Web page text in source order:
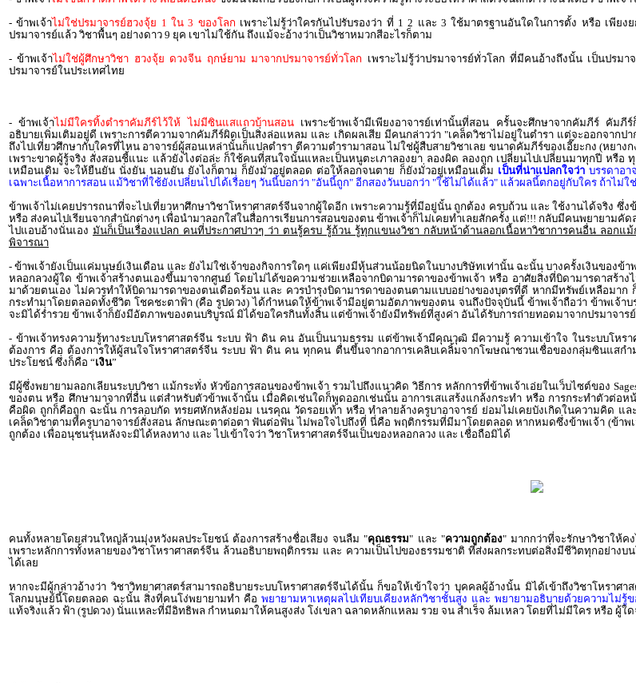
- ข้าพเจ้าไม่ใช่ปรมาจารย์ฮวงจุ้ย 1 ใน 3 ของโลก เพราะไม่รู้ว่าใครกันไปรับรองว่า ที่ 1 2 และ 3 ใช้มาตรฐานอันใดในการตั้ง หรือ เพีย
ปรมาจารย์แล้ว วิชาพื้นๆ อย่างดาว 9 ยุค เขาไม่ใช้กัน ถึงแม้จะอ้างว่าเป็นวิชาหมวกสีอะไรก็ตาม
- ข้าพเจ้าไม่ใช่ผู้ศึกษาวิชา ฮวงจุ้ย ดวงจีน ฤกษ์ยาม มาจากปรมาจารย์ทั่วโลก เพราะไม่รู้ว่าปรมาจารย์ทั่วโลก ที่มีคนอ้างถึงนั้น เป็นปรม
ปรมาจารย์ในประเทศไทย
- ข้าพเจ้าไม่มีใครทิ้งตำราคัมภีร์ไว้ให้ ไม่มีซินแสแถวบ้านสอน เพราะข้าพเจ้ามีเพียงอาจารย์เท่านั้นที่สอน ครั้นจะศึกษาจากคัมภีร์ คัมภี
อธิบายเพิ่มเติมอยู่ดี เพราะการตีความจากคัมภีร์ผิดเป็นสิ่งล่อแหลม และ เกิดผลเสีย มีคนกล่าวว่า "เคล็ดวิชาไม่อยู่ในตำรา แต่จะออกจา
ถึงไปเที่ยวศึกษากับใครที่ไหน อาจารย์ผู้สอนเหล่านั้นก็แปลตำรา ตีความตำรามาสอน ไม่ใช่ผู้สืบสายวิชาเลย ขนาดคัมภีร์ของเอี๊ยะกง (หยา
เพราะขาดผู้รู้จริง สั่งสอนชี้แนะ แล้วยังไงต่อล่ะ ก็ใช้คนที่สนใจนั้นแหละเป็นหนูตะเภาลองยา ลองผิด ลองถูก เปลี่ยนไปเปลี่ยนมาทุกปี หรือ
เหมือนเดิม จะให้ยืนยัน นั่งยัน นอนยัน ยังไงก็ตาม ก็ยังมั่วอยู่ตลอด ต่อให้ลอกจนตาย ก็ยังมั่วอยู่เหมือนเดิม เป็นที่น่าแปลกใจว่าบรรดาอา
เฉพาะเนื้อหาการสอน แม้วิชาที่ใช้ยังเปลี่ยนไปได้เรื่อยๆ วันนี้บอกว่า "อันนี้ถูก" อีกสองวันบอกว่า "ใช้ไม่ได้แล้ว" แล้วผลนี้ตกอยู่กับใคร ถ้าไม่ใช่
ข้าพเจ้าไม่เคยปรารถนาที่จะไปเที่ยวหาศึกษาวิชาโหราศาสตร์จีนจากผู้ใดอีก เพราะความรู้ที่มีอยู่นั้น ถูกต้อง ครบถ้วน และ ใช้งานได้จริง
หรือ ส่งคนไปเรียนจากสำนักต่างๆ เพื่อนำมาลอกใส่ในสื่อการเรียนการสอนของตน ข้าพเจ้าก็ไม่เคยทำเลยสักครั้ง แต่!!! กลับมีคนพยายามคัด
ไปแอบอ้างนั่นเอง มันก็เป็นเรื่องแปลก คนที่ประกาศปาวๆ ว่า ตนรู้ครบ รู้ถ้วน รู้ทุกแขนงวิชา กลับหน้าด้านลอกเนื้อหาวิชาการคนอื่น ลอก
พิจารณา
- ข้าพเจ้ายังเป็นแค่มนุษย์เงินเดือน และ ยังไม่ใช่เจ้าของกิจการใดๆ แค่เพียงมีหุ้นส่วนน้อยนิดในบางบริษัทเท่านั้น ฉะนั้น บางครั้งเงินของข้
หลอกลวงผู้ใด ข้าพเจ้าสร้างตนเองขึ้นมาจากศูนย์ โดยไม่ได้ขอความช่วยเหลือจากบิดามารดาของข้าพเจ้า หรือ อาศัยสิ่งที่บิดามารดาสร้า
มาด้วยตนเอง ไม่ควรทำให้บิดามารดาของตนเดือดร้อน และ ควรบำรุงบิดามารดาของตนตามแบบอย่างของบุตรที่ดี หากมีทรัพย์เหลือมา
กระทำมาโดยตลอดทั้งชีวิต โชคชะตาฟ้า (คือ รูปดวง) ได้กำหนดให้ข้าพเจ้ามีอยู่ตามอัตภาพของตน จนถึงปัจจุบันนี้ ข้าพเจ้าถือว่า ข้าพเจ้า
จะมิได้ร่ำรวย ข้าพเจ้าก็ยังมีอัตภาพของตนบริบูรณ์ มิได้ขอใครกินทั้งสิ้น แต่ข้าพเจ้ายังมีทรัพย์ที่สูงค่า อันได้รับการถ่ายทอดมาจากปรมาจาร
- ข้าพเจ้าทรงความรู้ทางระบบโหราศาสตร์จีน ระบบ ฟ้า ดิน คน อันเป็นนามธรรม แต่ข้าพเจ้ามีคุณวุฒิ มีความรู้ ความเข้าใจ ในระบบโห
ต้องการ คือ ต้องการให้ผู้สนใจโหราศาสตร์จีน ระบบ ฟ้า ดิน คน ทุกคน ตื่นขึ้นจากอาการเคลิบเคลิ้มจากโฆษณาชวนเชื่อของกลุ่มซินแสก
ประโยชน์ ซึ่งก็คือ “เงิน”
มีผู้ซึ่งพยายามลอกเลียนระบบวิชา แม้กระทั่ง หัวข้อการสอนของข้าพเจ้า รวมไปถึงแนวคิด วิธีการ หลักการที่ข้าพเจ้าเอ่ยในเว็บไซต์ของ
ของตน หรือ ศึกษามาจากที่อื่น แต่สำหรับตัวข้าพเจ้านั้น เมื่อคิดเช่นใดก็พูดออกเช่นนั้น อาการเสแสร้งแกล้งกระทำ หรือ การกระทำตัวต่อห
คือผิด ถูกก็คือถูก ฉะนั้น การลอบกัด ทรยศหักหลังย่อม เนรคุณ วัดรอยเท้า หรือ ทำลายล้างครูบาอาจารย์ ย่อมไม่เคยบังเกิดในความคิด แ
เคล็ดวิชาตามที่ครูบาอาจารย์สั่งสอน ลักษณะตาต่อตา ฟันต่อฟัน ไม่พอใจไปถึงที่ นี่คือ พฤติกรรมที่มีมาโดยตลอด หากหมดซึ่งข้าพเจ้า (ข้าพ
ถูกต้อง เพื่ออนุชนรุ่นหลังจะมิได้หลงทาง และ ไปเข้าใจว่า วิชาโหราศาสตร์จีนเป็นของหลอกลวง และ เชื่อถือมิได้
คนทั้งหลายโดยส่วนใหญ่ล้วนมุ่งหวังผลประโยชน์ ต้องการสร้างชื่อเสียง จนลืม "คุณธรรม" และ "ความถูกต้อง" มากกว่าที่จะรักษาวิชาให้ค
เพราะหลักการทั้งหลายของวิชาโหราศาสตร์จีน ล้วนอธิบายพฤติกรรม และ ความเป็นไปของธรรมชาติ ที่ส่งผลกระทบต่อสิ่งมีชีวิตทุกอย่า
ได้เลย
หากจะมีผู้กล่าวอ้างว่า วิชาวิทยาศาสตร์สามารถอธิบายระบบโหราศาสตร์จีนได้นั้น ก็ขอให้เข้าใจว่า บุคคลผู้อ้างนั้น มิได้เข้าถึงวิชาโหรา
โลกมนุษย์นี้โดยตลอด ฉะนั้น สิ่งที่คนโง่พยายามทำ คือ พยายามหาเหตุผลไปเทียบเคียงหลักวิชาชั้นสูง และ พยายามอธิบายด้วยความไม่
แท้จริงแล้ว ฟ้า (รูปดวง) นั่นแหละที่มีอิทธิพล กำหนดมาให้คนสูงส่ง โง่เขลา ฉลาดหลักแหลม รวย จน สำเร็จ ล้มเหลว โดยที่ไม่มีใคร หรือ ผู้